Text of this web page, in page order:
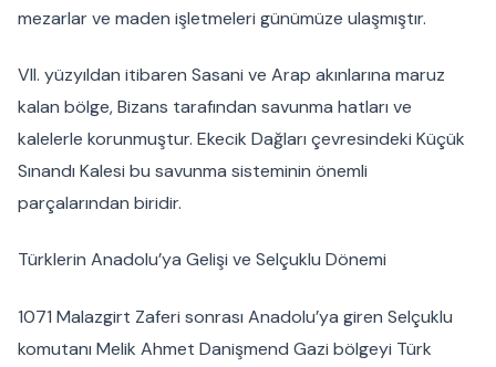
mezarlar ve maden işletmeleri günümüze ulaşmıştır.
VII. yüzyıldan itibaren Sasani ve Arap akınlarına maruz
kalan bölge, Bizans tarafından savunma hatları ve
kalelerle korunmuştur. Ekecik Dağları çevresindeki Küçük
Sınandı Kalesi bu savunma sisteminin önemli
parçalarından biridir.
Türklerin Anadolu’ya Gelişi ve Selçuklu Dönemi
1071 Malazgirt Zaferi sonrası Anadolu’ya giren Selçuklu
komutanı Melik Ahmet Danişmend Gazi bölgeyi Türk